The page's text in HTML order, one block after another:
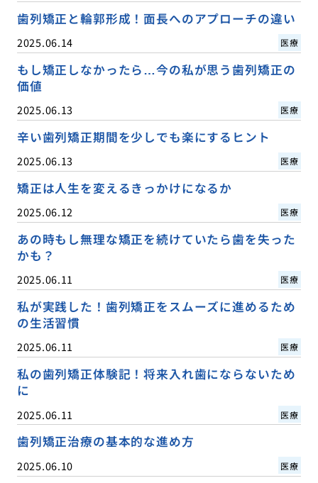
歯列矯正と輪郭形成！面長へのアプローチの違い
2025.06.14 医療
もし矯正しなかったら…今の私が思う歯列矯正の
価値
2025.06.13 医療
辛い歯列矯正期間を少しでも楽にするヒント
2025.06.13 医療
矯正は人生を変えるきっかけになるか
2025.06.12 医療
あの時もし無理な矯正を続けていたら歯を失った
かも？
2025.06.11 医療
私が実践した！歯列矯正をスムーズに進めるため
の生活習慣
2025.06.11 医療
私の歯列矯正体験記！将来入れ歯にならないため
に
2025.06.11 医療
歯列矯正治療の基本的な進め方
2025.06.10 医療